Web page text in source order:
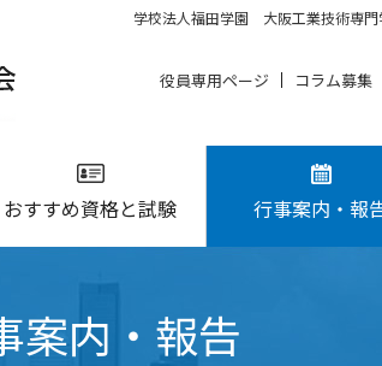
学校法人福田学園 大阪工業技術専
役員専用ページ コラム募集
おすすめ資格と試験 行事案内・報
案内・報告